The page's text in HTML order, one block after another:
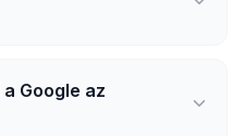
Google az